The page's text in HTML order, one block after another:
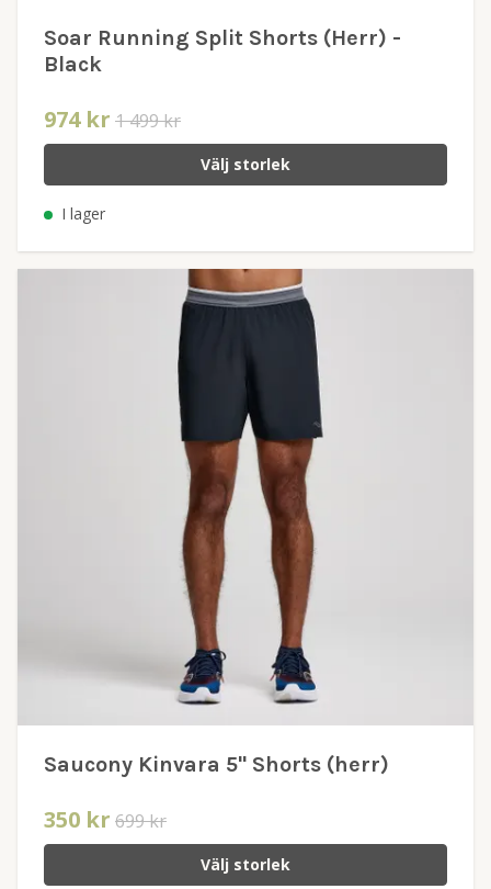
Soar Running Split Shorts (Herr) -
Black
974 kr 1 499 kr
Välj storlek
I lager
Saucony Kinvara 5" Shorts (herr)
350 kr 699 kr
Välj storlek